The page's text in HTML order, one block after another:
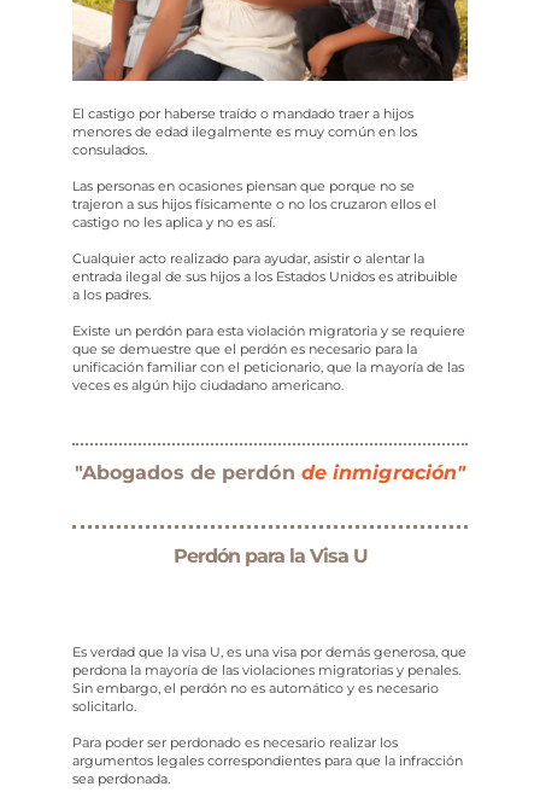
El castigo por haberse traído o mandado traer a hijos
menores de edad ilegalmente es muy común en los
consulados.
Las personas en ocasiones piensan que porque no se
trajeron a sus hijos físicamente o no los cruzaron ellos el
castigo no les aplica y no es así.
Cualquier acto realizado para ayudar, asistir o alentar la
entrada ilegal de sus hijos a los Estados Unidos es atribuible
a los padres.
Existe un perdón para esta violación migratoria y se requiere
que se demuestre que el perdón es necesario para la
unificación familiar con el peticionario, que la mayoría de las
veces es algún hijo ciudadano americano.
"Abogados de perdón de inmigración"
Perdón para la Visa U
Es verdad que la visa U, es una visa por demás generosa, que
perdona la mayoría de las violaciones migratorias y penales.
Sin embargo, el perdón no es automático y es necesario
solicitarlo.
Para poder ser perdonado es necesario realizar los
argumentos legales correspondientes para que la infracción
sea perdonada.